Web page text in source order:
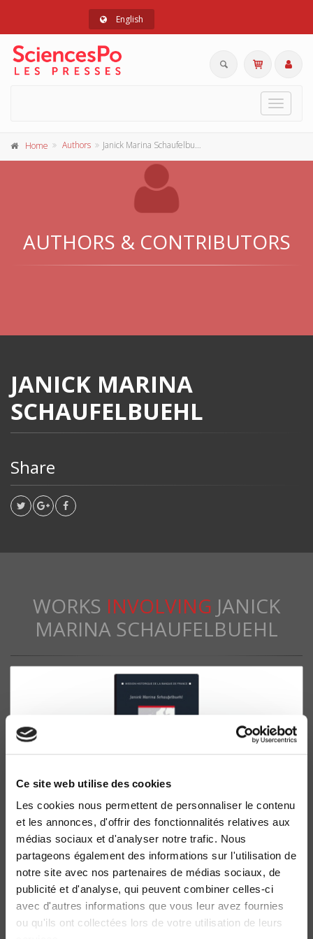
Ce site web utilise des cookies
Les cookies nous permettent de personnaliser le contenu
et les annonces, d'offrir des fonctionnalités relatives aux
médias sociaux et d'analyser notre trafic. Nous
partageons également des informations sur l'utilisation de
notre site avec nos partenaires de médias sociaux, de
publicité et d'analyse, qui peuvent combiner celles-ci
avec d'autres informations que vous leur avez fournies
ou qu'ils ont collectées lors de votre utilisation de leurs
English
Toggle
Home Authors Janick Marina Schaufelbuehl
AUTHORS & CONTRIBUTORS
JANICK MARINA
SCHAUFELBUEHL
Share
WORKS INVOLVING JANICK
MARINA SCHAUFELBUEHL
France-Suisse ou la force du petit
Évasion fiscale, relations commerciales et financières
(1940-1954)
Janick Marina Schaufelbuehl